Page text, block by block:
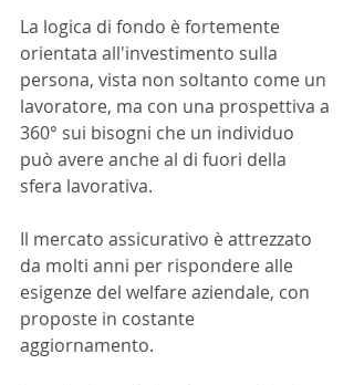
La logica di fondo è fortemente
orientata all'investimento sulla
persona, vista non soltanto come un
lavoratore, ma con una prospettiva a
360° sui bisogni che un individuo
può avere anche al di fuori della
sfera lavorativa.
Il mercato assicurativo è attrezzato
da molti anni per rispondere alle
esigenze del welfare aziendale, con
proposte in costante
aggiornamento.